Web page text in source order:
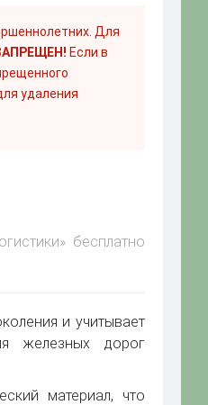
Для
Если в
удаления
бесплатно
и учитывает
железных дорог
материал, что